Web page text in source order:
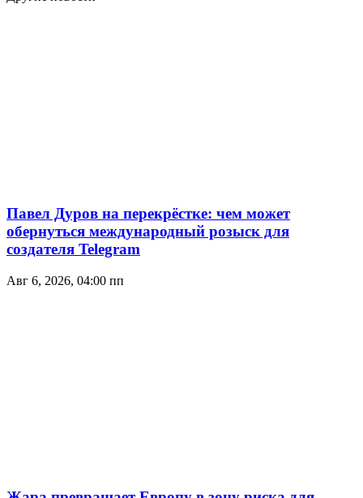
Павел Дуров на перекрёстке: чем может
обернуться международный розыск для
создателя Telegram
Авг 6, 2026, 04:00 пп